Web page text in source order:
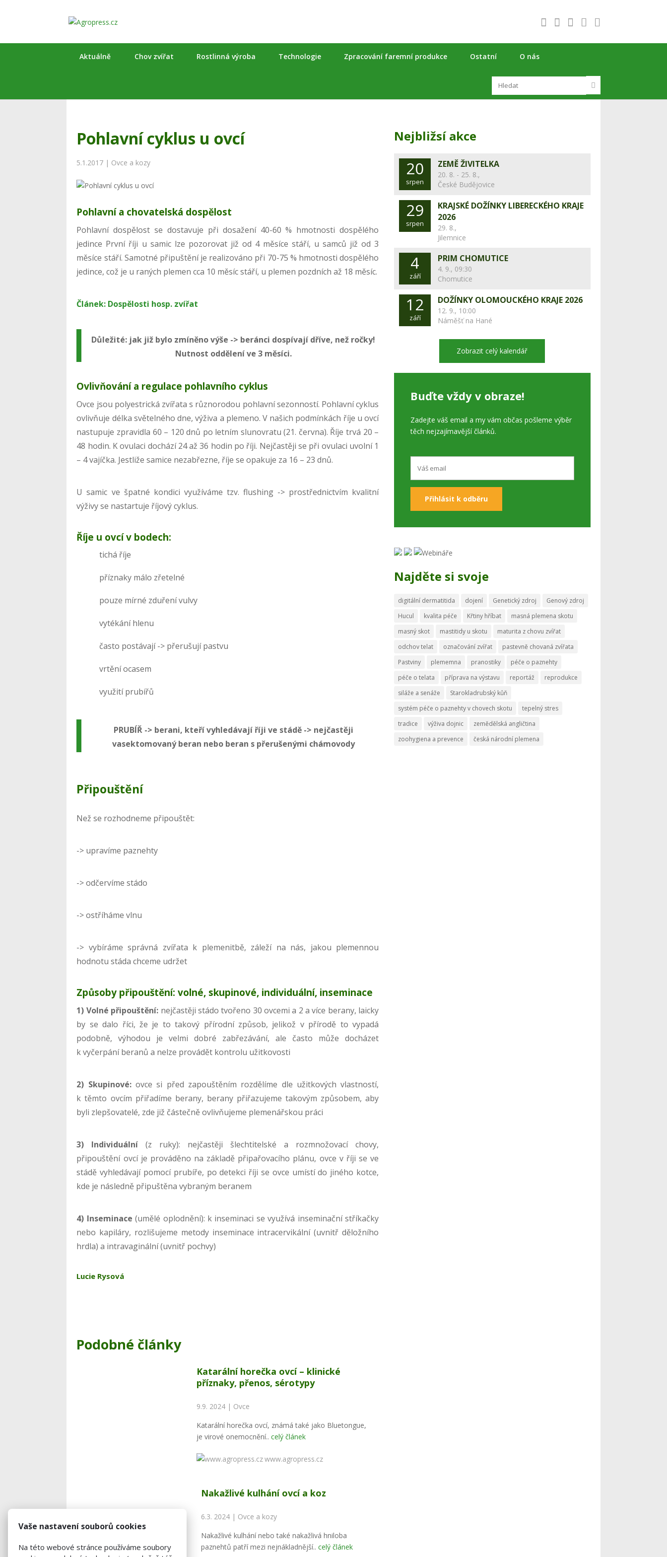
Aktuálně Chov zvířat Rostlinná výroba Technologie Zpracování faremní produkce Ostatní O nás
Pohlavní cyklus u ovcí
5.1.2017 | Ovce a kozy
Pohlavní a chovatelská dospělost
Pohlavní dospělost se dostavuje při dosažení 40-60 % hmotnosti dospělého
jedince První říji u samic lze pozorovat již od 4 měsíce stáří, u samců již od 3
měsíce stáří. Samotné připuštění je realizováno při 70-75 % hmotnosti dospělého
jedince, což je u raných plemen cca 10 měsíc stáří, u plemen pozdních až 18 měsíc.
Článek: Dospělosti hosp. zvířat
Důležité: jak již bylo zmíněno výše -> beránci dospívají dříve, než ročky!
Nutnost oddělení ve 3 měsíci.
Ovlivňování a regulace pohlavního cyklus
Ovce jsou polyestrická zvířata s různorodou pohlavní sezonností. Pohlavní cyklus
ovlivňuje délka světelného dne, výživa a plemeno. V našich podmínkách říje u ovcí
nastupuje zpravidla 60 – 120 dnů po letním slunovratu (21. června). Říje trvá 20 –
48 hodin. K ovulaci dochází 24 až 36 hodin po říji. Nejčastěji se při ovulaci uvolní 1
– 4 vajíčka. Jestliže samice nezabřezne, říje se opakuje za 16 – 23 dnů.
U samic ve špatné kondici využíváme tzv. flushing -> prostřednictvím kvalitní
výživy se nastartuje říjový cyklus.
Říje u ovcí v bodech:
tichá říje
příznaky málo zřetelné
pouze mírné zduření vulvy
vytékání hlenu
často postávají -> přerušují pastvu
vrtění ocasem
využití prubířů
PRUBÍŘ -> berani, kteří vyhledávají říji ve stádě -> nejčastěji
vasektomovaný beran nebo beran s přerušenými chámovody
Připouštění
Než se rozhodneme připouštět:
-> upravíme paznehty
-> odčervíme stádo
-> ostříháme vlnu
-> vybíráme správná zvířata k plemenitbě, záleží na nás, jakou plemennou
hodnotu stáda chceme udržet
Způsoby připouštění: volné, skupinové, individuální, inseminace
1) Volné připouštění: nejčastěji stádo tvořeno 30 ovcemi a 2 a více berany, laicky
by se dalo říci, že je to takový přírodní způsob, jelikož v přírodě to vypadá
podobně, výhodou je velmi dobré zabřezávání, ale často může docházet
k vyčerpání beranů a nelze provádět kontrolu užitkovosti
2) Skupinové:ovce si před zapouštěním rozdělíme dle užitkových vlastností,
k těmto ovcím přiřadíme berany, berany přiřazujeme takovým způsobem, aby
byli zlepšovatelé, zde již částečně ovlivňujeme plemenářskou práci
3) Individuální (z ruky): nejčastěji šlechtitelské a rozmnožovací chovy,
připouštění ovcí je prováděno na základě připařovacího plánu, ovce v říji se ve
stádě vyhledávají pomocí prubíře, po detekci říji se ovce umístí do jiného kotce,
kde je následně připuštěna vybraným beranem
4) Inseminace (umělé oplodnění): k inseminaci se využívá inseminační stříkačky
nebo kapiláry, rozlišujeme metody inseminace intracervikální (uvnitř děložního
hrdla) a intravaginální (uvnitř pochvy)
Lucie Rysová
Podobné články
Katarální horečka ovcí – klinické
příznaky, přenos, sérotypy
9.9. 2024 | Ovce
Katarální horečka ovcí, známá také jako Bluetongue,
je virové onemocnění.. celý článek
www.agropress.cz
Nakažlivé kulhání ovcí a koz
6.3. 2024 | Ovce a kozy
Nakažlivé kulhání nebo také nakažlivá hniloba
paznehtů patří mezi nejnákladnější.. celý článek
Nejbližsí akce
20
srpen
ZEMĚ ŽIVITELKA
20. 8. - 25. 8.,
České Budějovice
29
srpen
KRAJSKÉ DOŽÍNKY LIBERECKÉHO KRAJE
2026
29. 8.,
Jilemnice
4
září
PRIM CHOMUTICE
4. 9., 09:30
Chomutice
12
září
DOŽÍNKY OLOMOUCKÉHO KRAJE 2026
12. 9., 10:00
Náměšť na Hané
Zobrazit celý kalendář
Buďte vždy v obraze!
Zadejte váš email a my vám občas pošleme výběr
těch nejzajímavější článků.
Najděte si svoje
digitální dermatitida dojení Genetický zdroj
Genový zdroj
Hucul
kvalita péče Křtiny hříbat
masná plemena skotu
masný skot
mastitidy u skotu
maturita z chovu zvířat
odchov telat
označování zvířat
pastevně chovaná zvířata
Pastviny
plememna pranostiky
péče o paznehty
péče o telata
příprava na výstavu reportáž
reprodukce
siláže a senáže
Starokladrubský kůň
systém péče o paznehty v chovech skotu
tepelný stres
tradice
výživa dojnic
zemědělská angličtina
zoohygiena a prevence
česká národní plemena
Vaše nastavení souborů cookies
Na této webové stránce používáme soubory